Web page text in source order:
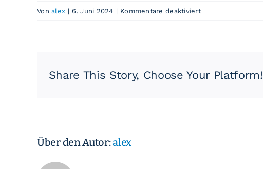
Vonalex | 6. Juni 2024 | Kommentare deaktiviertfür
Share This Story, Choose Your Platform!
Über den Autor:alex